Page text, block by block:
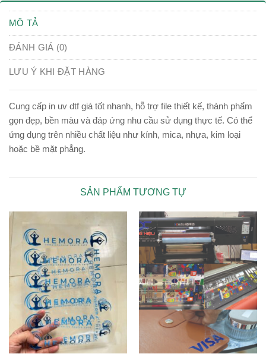
MÔ TẢ
ĐÁNH GIÁ (0)
LƯU Ý KHI ĐẶT HÀNG
Cung cấp in uv dtf giá tốt nhanh, hỗ trợ file thiết kế, thành phẩm
gọn đẹp, bền màu và đáp ứng nhu cầu sử dụng thực tế. Có thể
ứng dụng trên nhiều chất liệu như kính, mica, nhựa, kim loại
hoặc bề mặt phẳng.
SẢN PHẨM TƯƠNG TỰ